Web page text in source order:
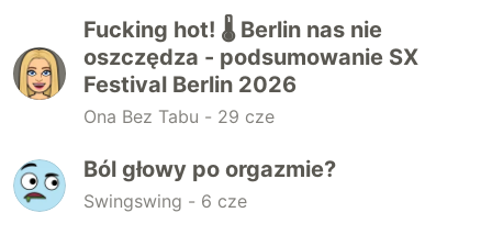
Fucking hot! 🌡️ Berlin nas nie
oszczędza - podsumowanie SX
Festival Berlin 2026
Ona Bez Tabu - 29 cze
Ból głowy po orgazmie?
Swingswing - 6 cze